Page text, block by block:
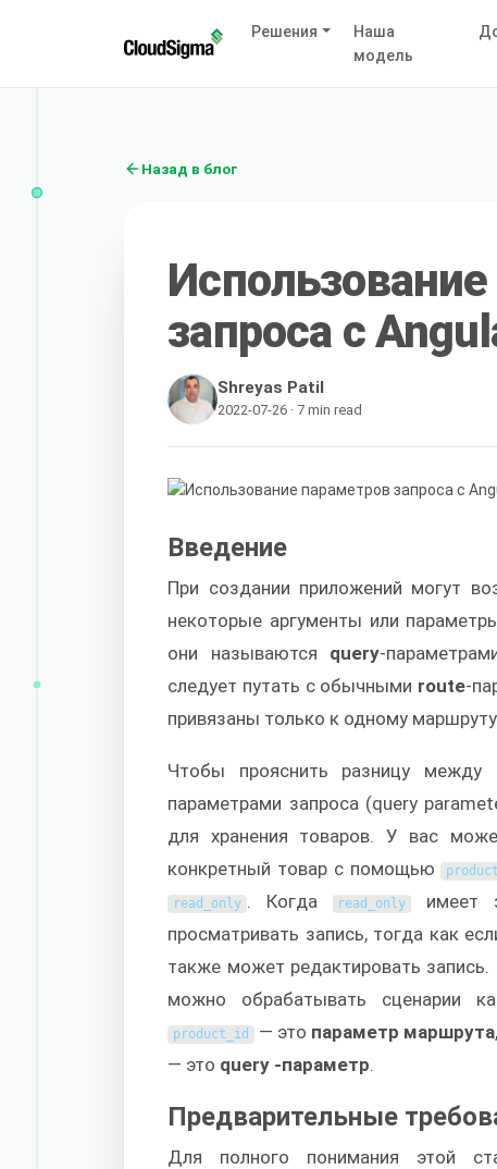
Решения
Наша
модель
Назад в блог
запроса с
Shreyas Patil
2022-07-26 · 7 min read
Введение
При создании приложений могут
некоторые аргументы или
они называются query-
следует путать с обычными route-
привязаны только к одному
Чтобы прояснить разницу
параметрами запроса (query
для хранения товаров. У вас
конкретный товар с помощью
read_only . Когда read_only имеет
просматривать запись, тогда как
также может редактировать
можно обрабатывать сценарии
product_id — это параметр маршрута
— это query -параметр.
Предварительные
Для полного понимания этой